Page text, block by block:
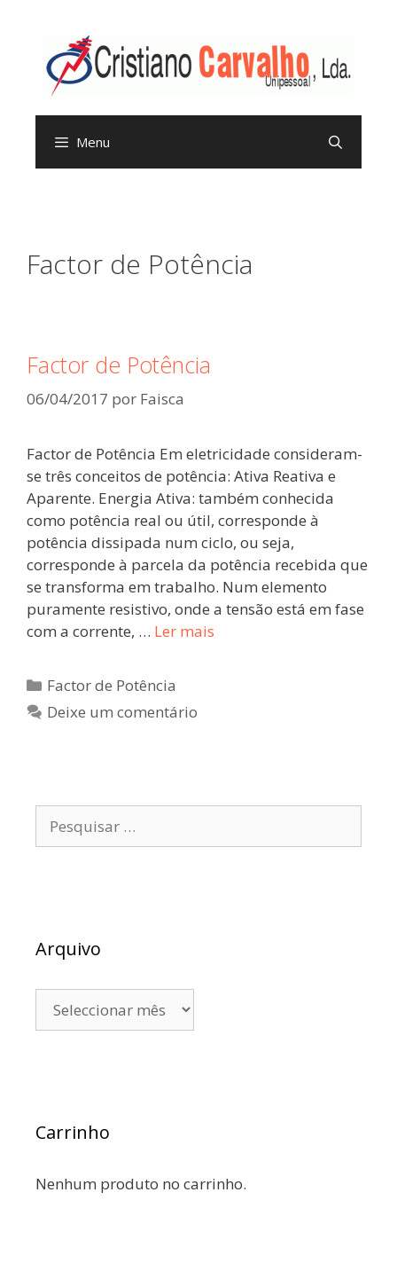
Menu
Factor de Potência
Factor de Potência
06/04/2017 por Faisca
Factor de Potência Em eletricidade consideram-
se três conceitos de potência: Ativa Reativa e
Aparente. Energia Ativa: também conhecida
como potência real ou útil, corresponde à
potência dissipada num ciclo, ou seja,
corresponde à parcela da potência recebida que
se transforma em trabalho. Num elemento
puramente resistivo, onde a tensão está em fase
com a corrente, … Ler mais
Factor de Potência
Deixe um comentário
Arquivo
Carrinho
Nenhum produto no carrinho.